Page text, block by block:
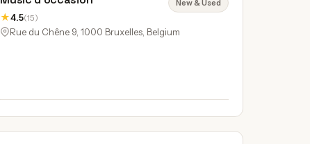
★4.5(15)
New & Used
Rue du Chêne 9, 1000 Bruxelles, Belgium